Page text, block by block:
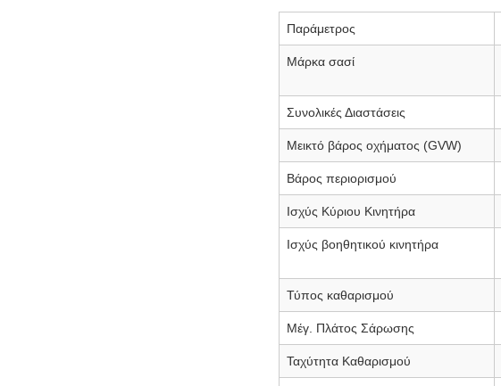
Παράμετρος
Μάρκα σασί
Συνολικές Διαστάσεις
Μεικτό βάρος οχήματος (GVW)
Βάρος περιορισμού
Ισχύς Κύριου Κινητήρα
Ισχύς βοηθητικού κινητήρα
Τύπος καθαρισμού
Μέγ. Πλάτος Σάρωσης
Ταχύτητα Καθαρισμού